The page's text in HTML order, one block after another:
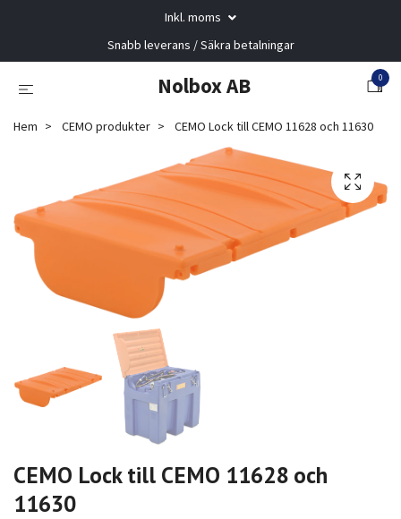
Inkl. moms
Snabb leverans / Säkra betalningar
Nolbox AB 0
Hem CEMO produkter CEMO Lock till CEMO 11628 och 11630
CEMO Lock till CEMO 11628 och
11630